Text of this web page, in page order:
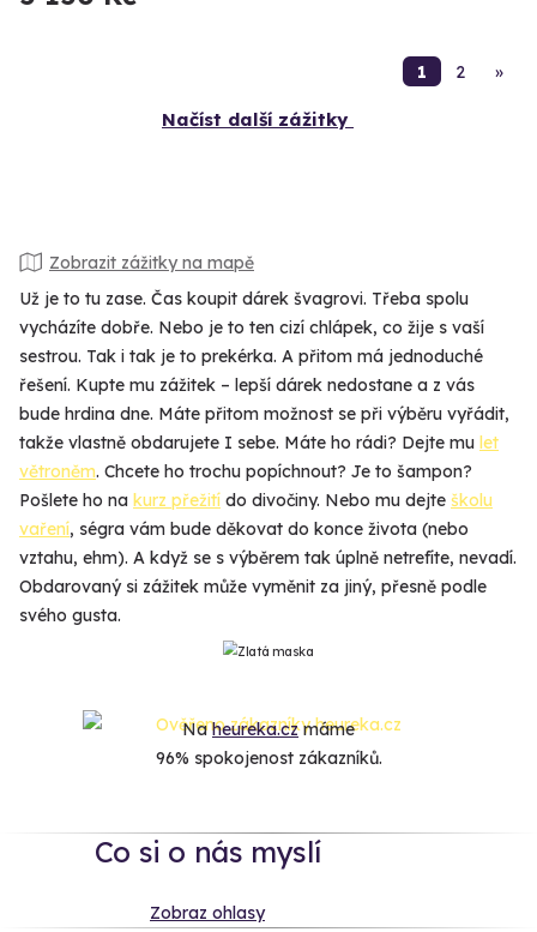
1 2 »
Načíst další zážitky
Zobrazit zážitky na mapě
Už je to tu zase. Čas koupit dárek švagrovi. Třeba spolu
vycházíte dobře. Nebo je to ten cizí chlápek, co žije s vaší
sestrou. Tak i tak je to prekérka. A přitom má jednoduché
řešení. Kupte mu zážitek – lepší dárek nedostane a z vás
bude hrdina dne. Máte přitom možnost se při výběru vyřádit,
takže vlastně obdarujete I sebe. Máte ho rádi? Dejte mu let
větroněm. Chcete ho trochu popíchnout? Je to šampon?
Pošlete ho na kurz přežití do divočiny. Nebo mu dejte školu
vaření, ségra vám bude děkovat do konce života (nebo
vztahu, ehm). A když se s výběrem tak úplně netrefíte, nevadí.
Obdarovaný si zážitek může vyměnit za jiný, přesně podle
svého gusta.
Naheureka.czmáme
96% spokojenost zákazníků.
Co si o nás myslí
Zobraz ohlasy